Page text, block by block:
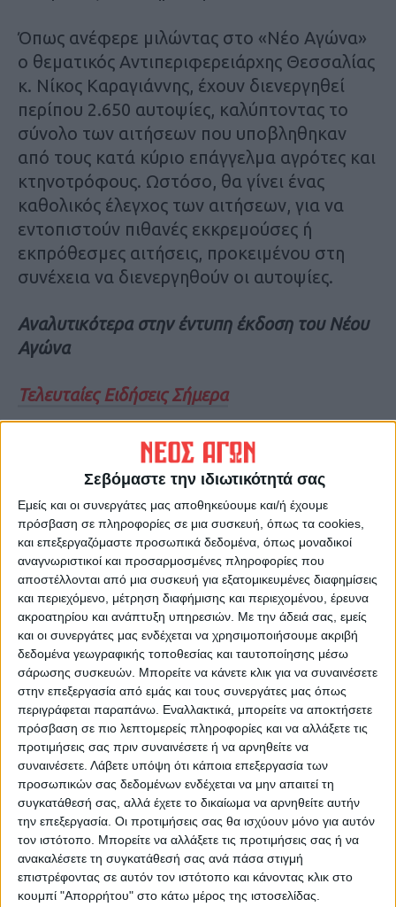
Σεβόμαστε την ιδιωτικότητά σας
Εμείς και οι συνεργάτες μας αποθηκεύουμε και/ή έχουμε
πρόσβαση σε πληροφορίες σε μια συσκευή, όπως τα cookies,
και επεξεργαζόμαστε προσωπικά δεδομένα, όπως μοναδικοί
αναγνωριστικοί και προσαρμοσμένες πληροφορίες που
αποστέλλονται από μια συσκευή για εξατομικευμένες διαφημίσεις
και περιεχόμενο, μέτρηση διαφήμισης και περιεχομένου, έρευνα
ακροατηρίου και ανάπτυξη υπηρεσιών. Με την άδειά σας, εμείς
και οι συνεργάτες μας ενδέχεται να χρησιμοποιήσουμε ακριβή
δεδομένα γεωγραφικής τοποθεσίας και ταυτοποίησης μέσω
σάρωσης συσκευών. Μπορείτε να κάνετε κλικ για να συναινέσετε
στην επεξεργασία από εμάς και τους συνεργάτες μας όπως
περιγράφεται παραπάνω. Εναλλακτικά, μπορείτε να αποκτήσετε
πρόσβαση σε πιο λεπτομερείς πληροφορίες και να αλλάξετε τις
προτιμήσεις σας πριν συναινέσετε ή να αρνηθείτε να
συναινέσετε. Λάβετε υπόψη ότι κάποια επεξεργασία των
προσωπικών σας δεδομένων ενδέχεται να μην απαιτεί τη
συγκατάθεσή σας, αλλά έχετε το δικαίωμα να αρνηθείτε αυτήν
την επεξεργασία. Οι προτιμήσεις σας θα ισχύουν μόνο για αυτόν
τον ιστότοπο. Μπορείτε να αλλάξετε τις προτιμήσεις σας ή να
ανακαλέσετε τη συγκατάθεσή σας ανά πάσα στιγμή
επιστρέφοντας σε αυτόν τον ιστότοπο και κάνοντας κλικ στο
κουμπί "Απορρήτου" στο κάτω μέρος της ιστοσελίδας.
Όπως ανέφερε μιλώντας στο «Νέο Αγώνα»
ο θεματικός Αντιπεριφερειάρχης Θεσσαλίας
κ. Νίκος Καραγιάννης, έχουν διενεργηθεί
περίπου 2.650 αυτοψίες, καλύπτοντας το
σύνολο των αιτήσεων που υποβληθηκαν
από τους κατά κύριο επάγγελμα αγρότες και
κτηνοτρόφους. Ωστόσο, θα γίνει ένας
καθολικός έλεγχος των αιτήσεων, για να
εντοπιστούν πιθανές εκκρεμούσες ή
εκπρόθεσμες αιτήσεις, προκειμένου στη
συνέχεια να διενεργηθούν οι αυτοψίες.
Αναλυτικότερα στην έντυπη έκδοση του Νέου
Αγώνα
Τελευταίες Ειδήσεις Σήμερα
Ακολούθησε την εφημερίδα ΝΕΟΣ
ΑΓΩΝ στο Google News!
Όλες οι εξελίξεις στην περιοχή της
Καρδίτσας και ευρύτερα της Θεσσαλίας
ΠΡΟΗΓΟΥΜΕΝΟ ΑΡΘΡΟ
Ξύπνησε τη Λάρισα σεισμός
3,7 ρίχτερ που σημειώθηκε
στις 2.51 τα ξημερώματα
ΕΠΟΜΕΝΟ ΑΡΘΡΟ
Ξεκινούν οι εμβολιασμοί των
30άρηδων, από Πέμπτη η
πλατφόρμα για 40άρηδες
-Ποιοι κάνουν AstraZeneca
ΝΕΟΣ ΑΓΩΝ
https://neosagon.gr
Η Αρχαιότερη Καθημερινή Πρωινή Εφημερίδα της Καρδίτσας